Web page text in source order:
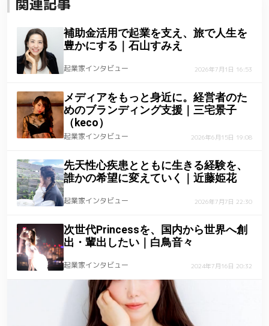
補助金活用で起業を支え、旅で人生を
豊かにする｜石山すみえ
起業家インタビュー 2026年7月1日 16:53
メディアをもっと身近に。経営者のた
めのブランディング支援｜三宅景子
（keco）
起業家インタビュー 2026年6月15日 19:08
先天性心疾患とともに生きる経験を、
誰かの希望に変えていく｜近藤姫花
起業家インタビュー 2026年7月7日 22:30
次世代Princessを、国内から世界へ創
出・輩出したい｜白鳥音々
起業家インタビュー 2024年7月16日 20:32